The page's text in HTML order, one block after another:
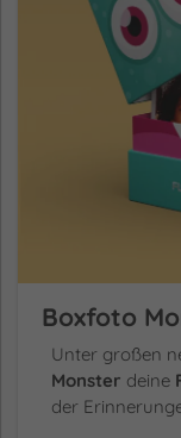
Boxfoto
Unter großen
Monster deine
der